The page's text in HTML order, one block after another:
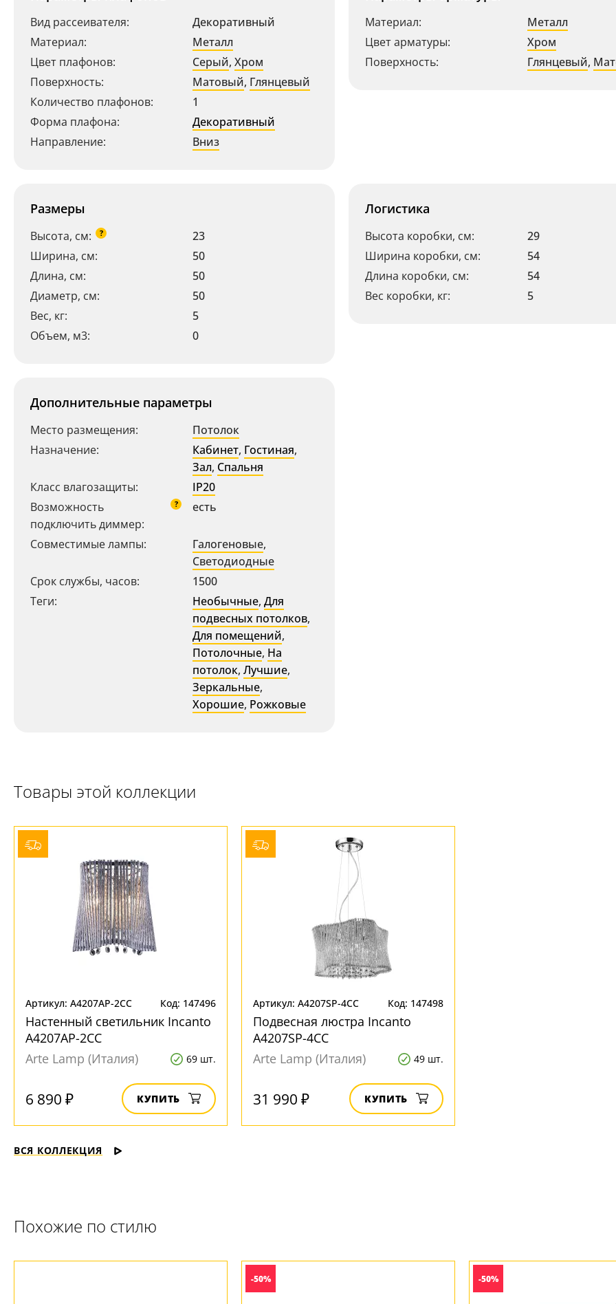
+7 (800) 775-63-32- бесплатно по России
+7 (495) 255-03-21 - бесплатная доставка
Вид рассеивателя:
Декоративный
Материал:
Металл
Цвет плафонов:
Серый, Хром
Поверхность:
Матовый, Глянцевый
Количество плафонов:
1
Форма плафона:
Декоративный
Направление:
Вниз
Материал:
Металл
Цвет арматуры:
Хром
Поверхность:
Глянцевый,
Размеры
Высота, см: ?
23
Ширина, см:
50
Длина, см:
50
Диаметр, см:
50
Вес, кг:
5
Объем, м3:
0
Логистика
Высота коробки, см:
29
Ширина коробки, см:
54
Длина коробки, см:
54
Вес коробки, кг:
5
Дополнительные параметры
Место размещения:
Потолок
Назначение:
Кабинет, Гостиная,
Зал, Спальня
Класс влагозащиты:
IP20
Возможность
подключить диммер:
? есть
Совместимые лампы: Галогеновые,
Светодиодные
Срок службы, часов:
1500
Теги:
Необычные, Для
подвесных потолков,
Для помещений,
Потолочные, На
потолок, Лучшие,
Зеркальные,
Хорошие, Рожковые
Товары этой коллекции
Артикул: A4207AP-2CC Код: 147496
Настенный светильник Incanto
A4207AP-2CC
Arte Lamp (Италия)
69 шт.
6 890 ₽ КУПИТЬ
Артикул: A4207SP-4CC Код: 147498
Подвесная люстра Incanto
A4207SP-4CC
Arte Lamp (Италия)
49 шт.
31 990 ₽ КУПИТЬ
ВСЯ КОЛЛЕКЦИЯ
Похожие по стилю
-50% -50%